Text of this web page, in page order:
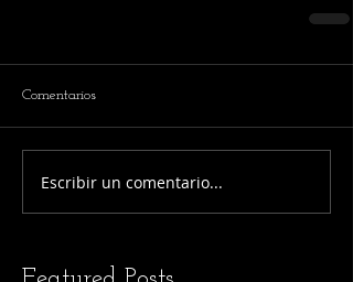
Comentarios
Escribir un comentario...